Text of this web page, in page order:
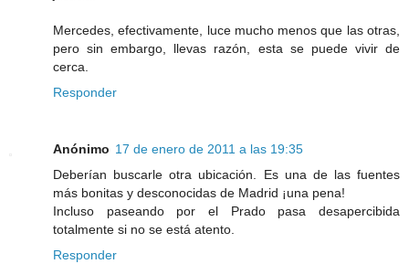
Mercedes, efectivamente, luce mucho menos que las otras,
pero sin embargo, llevas razón, esta se puede vivir de
cerca.
Responder
Anónimo 17 de enero de 2011 a las 19:35
Deberían buscarle otra ubicación. Es una de las fuentes
más bonitas y desconocidas de Madrid ¡una pena!
Incluso paseando por el Prado pasa desapercibida
totalmente si no se está atento.
Responder